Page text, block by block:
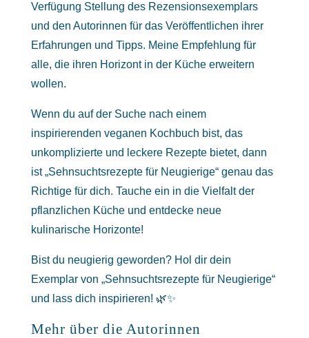
Verfügung Stellung des Rezensionsexemplars
und den Autorinnen für das Veröffentlichen ihrer
Erfahrungen und Tipps. Meine Empfehlung für
alle, die ihren Horizont in der Küche erweitern
wollen.
Wenn du auf der Suche nach einem
inspirierenden veganen Kochbuch bist, das
unkomplizierte und leckere Rezepte bietet, dann
ist „Sehnsuchtsrezepte für Neugierige“ genau das
Richtige für dich. Tauche ein in die Vielfalt der
pflanzlichen Küche und entdecke neue
kulinarische Horizonte!
Bist du neugierig geworden? Hol dir dein
Exemplar von „Sehnsuchtsrezepte für Neugierige“
und lass dich inspirieren! 🌿✨
Mehr über die Autorinnen